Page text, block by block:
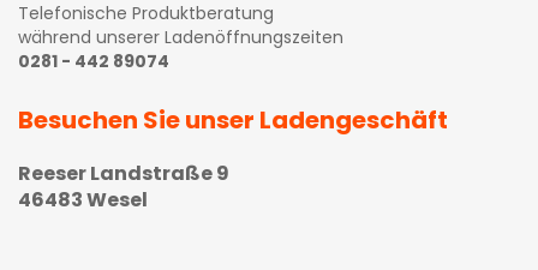
Telefonische Produktberatung
während unserer Ladenöffnungszeiten
0281 - 442 89074
Besuchen Sie unser Ladengeschäft
Reeser Landstraße 9
46483 Wesel